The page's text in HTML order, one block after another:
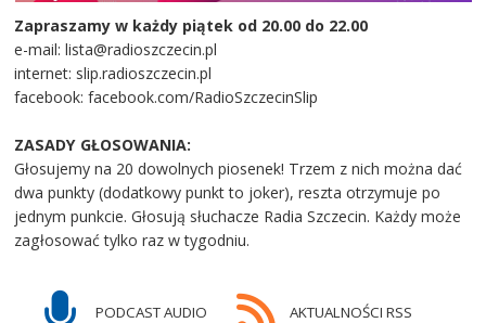
Zapraszamy w każdy piątek od 20.00 do 22.00
e-mail: lista@radioszczecin.pl
internet: slip.radioszczecin.pl
facebook: facebook.com/RadioSzczecinSlip
ZASADY GŁOSOWANIA:
Głosujemy na 20 dowolnych piosenek! Trzem z nich można dać
dwa punkty (dodatkowy punkt to joker), reszta otrzymuje po
jednym punkcie. Głosują słuchacze Radia Szczecin. Każdy może
zagłosować tylko raz w tygodniu.
PODCAST AUDIO AKTUALNOŚCI RSS